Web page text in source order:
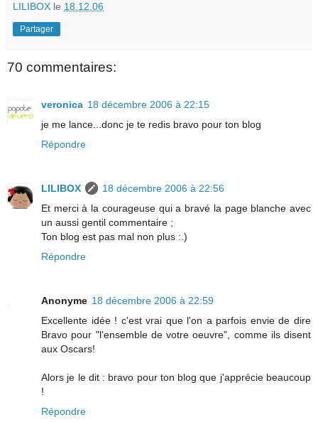
LILIBOX le 18.12.06
Partager
70 commentaires:
veronica 18 décembre 2006 à 22:15
je me lance...donc je te redis bravo pour ton blog
Répondre
LILIBOX
18 décembre 2006 à 22:56
Et merci à la courageuse qui a bravé la page blanche avec
un aussi gentil commentaire ;
Ton blog est pas mal non plus :.)
Répondre
Anonyme 18 décembre 2006 à 22:59
Excellente idée ! c'est vrai que l'on a parfois envie de dire
Bravo pour "l'ensemble de votre oeuvre", comme ils disent
aux Oscars!
Alors je le dit : bravo pour ton blog que j'apprécie beaucoup
!
Répondre